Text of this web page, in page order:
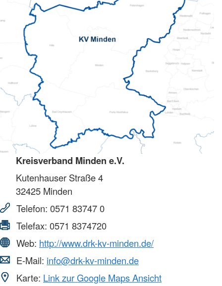
Kreisverband Minden e.V.
Kutenhauser Straße 4
32425 Minden
Telefon: 0571 83747 0
Telefax: 0571 8374720
Web: http://www.drk-kv-minden.de/
E-Mail: info@drk-kv-minden.de
Karte: Link zur Google Maps Ansicht